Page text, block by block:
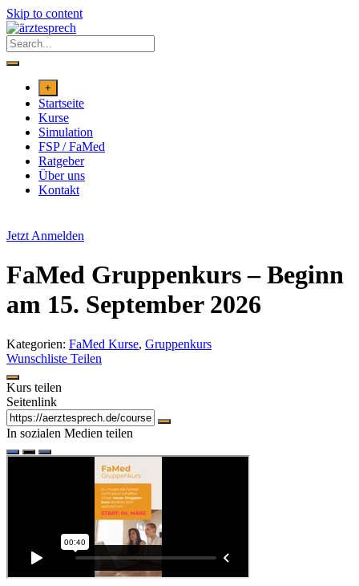
Skip to content
+
Startseite
Kurse
Simulation
FSP / FaMed
Ratgeber
Über uns
Kontakt
Jetzt Anmelden
FaMed Gruppenkurs – Beginn
am 15. September 2026
Kategorien: FaMed Kurse, Gruppenkurs
Wunschliste Teilen
Kurs teilen
Seitenlink
In sozialen Medien teilen